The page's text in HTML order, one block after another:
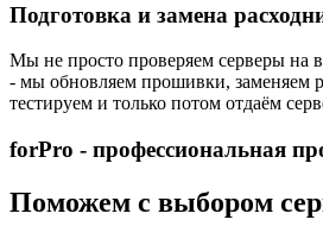
Подготовка и замена
Мы не просто проверяем серверы на
- мы обновляем прошивки, заменяем
тестируем и только потом отдаём
forPro - профессиональная
Поможем с выбором